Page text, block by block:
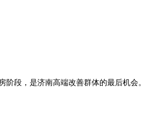
阶段，是济南高端改善群体的最后机会。